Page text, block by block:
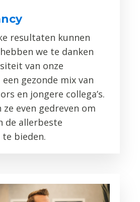
resultaten kunnen
we te danken
van onze
gezonde mix van
en jongere collega’s.
ze even gedreven om
de allerbeste
bieden.